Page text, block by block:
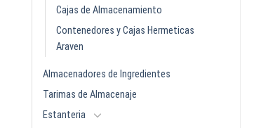
Cajas de Almacenamiento
Contenedores y Cajas Hermeticas
Araven
Almacenadores de Ingredientes
Tarimas de Almacenaje
Estanteria